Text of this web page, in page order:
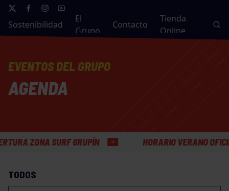
Sostenibilidad
El
Grupo
Contacto
Tienda
Online
EVENTOS DEL GRUPO
AGENDA
SURF GRUPÍN HORARIO VERANO OFICINAS
TODOS